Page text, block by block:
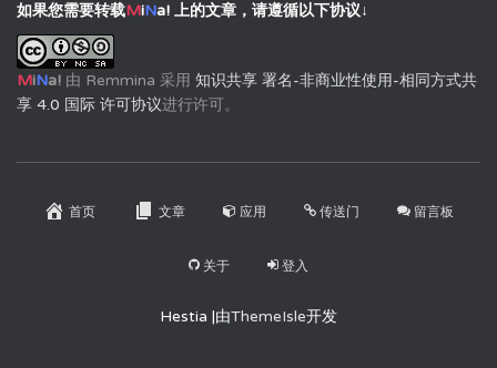
如果您需要转载MiNa! 上的文章，请遵循以下协议↓
MiNa! 由 Remmina 采用 知识共享 署名-非商业性使用-相同方式共
享 4.0 国际 许可协议进行许可。
首页 文章 应用 传送门 留言板
关于 登入
Hestia |由ThemeIsle开发